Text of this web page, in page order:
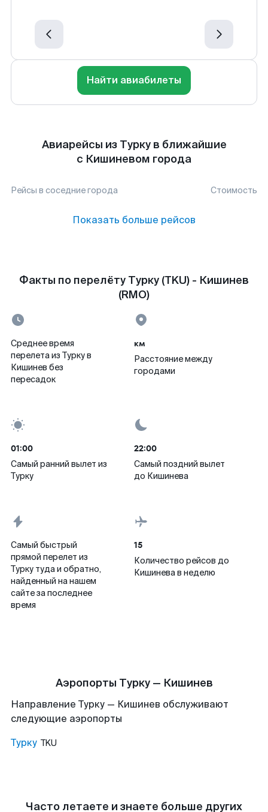
Найти авиабилеты
Авиарейсы из Турку в ближайшие
с Кишиневом города
Рейсы в соседние города Стоимость
Показать больше рейсов
Факты по перелёту Турку (TKU) - Кишинев
(RMO)
Среднее время
перелета из Турку в
Кишинев без
пересадок
км
Расстояние между
городами
01:00
Самый ранний вылет из
Турку
22:00
Самый поздний вылет
до Кишинева
Самый быстрый
прямой перелет из
Турку туда и обратно,
найденный на нашем
сайте за последнее
время
15
Количество рейсов до
Кишинева в неделю
Аэропорты Турку — Кишинев
Направление Турку — Кишинев обслуживают
следующие аэропорты
Турку TKU
Часто летаете и знаете больше других